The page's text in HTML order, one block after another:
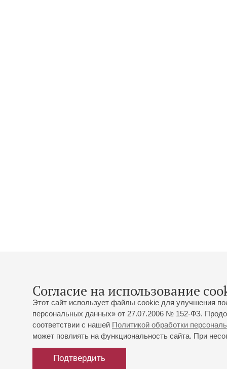
Согласие на использование
Этот сайт использует файлы cookie для улучшения
персональных данных» от 27.07.2006 № 152-ФЗ.
соответствии с нашей Политикой обработки
может повлиять на функциональность сайта. При
Подтвердить